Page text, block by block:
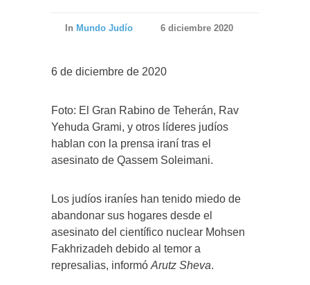
In Mundo Judío 6 diciembre 2020
6 de diciembre de 2020
Foto: El Gran Rabino de Teherán, Rav
Yehuda Grami, y otros líderes judíos
hablan con la prensa iraní tras el
asesinato de Qassem Soleimani.
Los judíos iraníes han tenido miedo de
abandonar sus hogares desde el
asesinato del científico nuclear Mohsen
Fakhrizadeh debido al temor a
represalias, informó Arutz Sheva.